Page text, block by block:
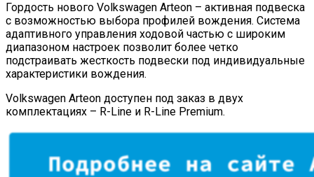
Гордость нового Volkswagen Arteon – активная подвеска
с возможностью выбора профилей вождения. Система
адаптивного управления ходовой частью с широким
диапазоном настроек позволит более четко
подстраивать жесткость подвески под индивидуальные
характеристики вождения.
Volkswagen Arteon доступен под заказ в двух
комплектациях – R-Line и R-Line Premium.